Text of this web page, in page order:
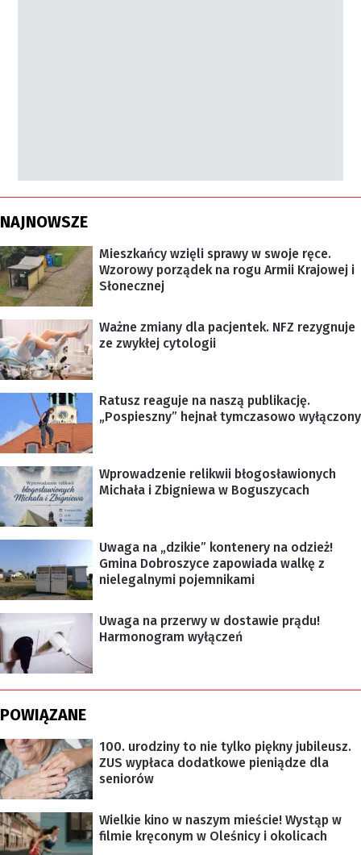
NAJNOWSZE
Mieszkańcy wzięli sprawy w swoje ręce.
Wzorowy porządek na rogu Armii Krajowej i
Słonecznej
Ważne zmiany dla pacjentek. NFZ rezygnuje
ze zwykłej cytologii
Ratusz reaguje na naszą publikację.
„Pospieszny” hejnał tymczasowo wyłączony
Wprowadzenie relikwii błogosławionych
Michała i Zbigniewa w Boguszycach
Uwaga na „dzikie” kontenery na odzież!
Gmina Dobroszyce zapowiada walkę z
nielegalnymi pojemnikami
Uwaga na przerwy w dostawie prądu!
Harmonogram wyłączeń
POWIĄZANE
100. urodziny to nie tylko piękny jubileusz.
ZUS wypłaca dodatkowe pieniądze dla
seniorów
Wielkie kino w naszym mieście! Wystąp w
filmie kręconym w Oleśnicy i okolicach